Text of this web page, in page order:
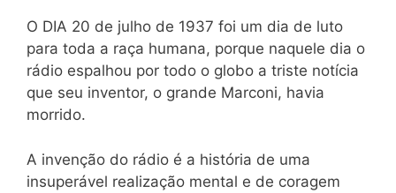
O DIA 20 de julho de 1937 foi um dia de luto
para toda a raça humana, porque naquele dia o
rádio espalhou por todo o globo a triste notícia
que seu inventor, o grande Marconi, havia
morrido.
A invenção do rádio é a história de uma
insuperável realização mental e de coragem